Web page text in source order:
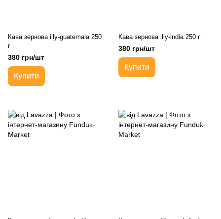
Кава зернова illy-guatemala 250
г
380 грн/шт
Купити
Кава зернова illy-india 250 г
380 грн/шт
Купити